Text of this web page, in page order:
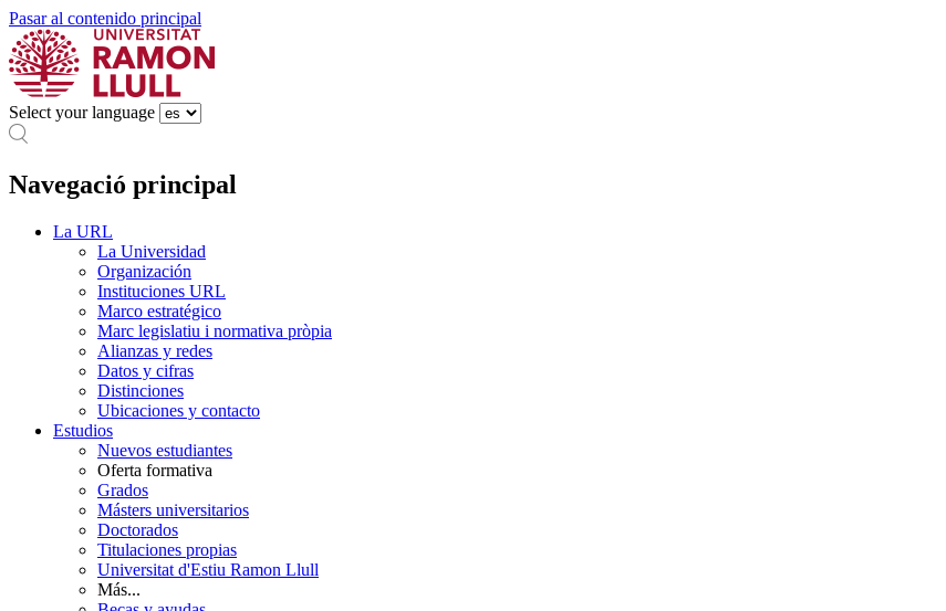
Pasar al contenido principal
Select your language
Navegació principal
La URL
La Universidad
Organización
Instituciones URL
Marco estratégico
Marc legislatiu i normativa pròpia
Alianzas y redes
Datos y cifras
Distinciones
Ubicaciones y contacto
Estudios
Nuevos estudiantes
Oferta formativa
Grados
Másters universitarios
Doctorados
Titulaciones propias
Universitat d'Estiu Ramon Llull
Más...